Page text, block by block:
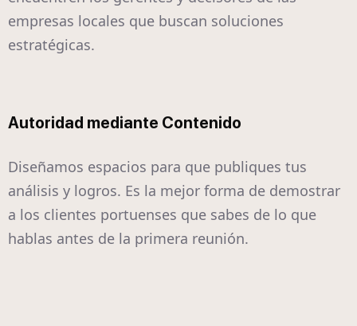
empresas locales que buscan soluciones
estratégicas.
Autoridad mediante Contenido
Diseñamos espacios para que publiques tus
análisis y logros. Es la mejor forma de demostrar
a los clientes portuenses que sabes de lo que
hablas antes de la primera reunión.